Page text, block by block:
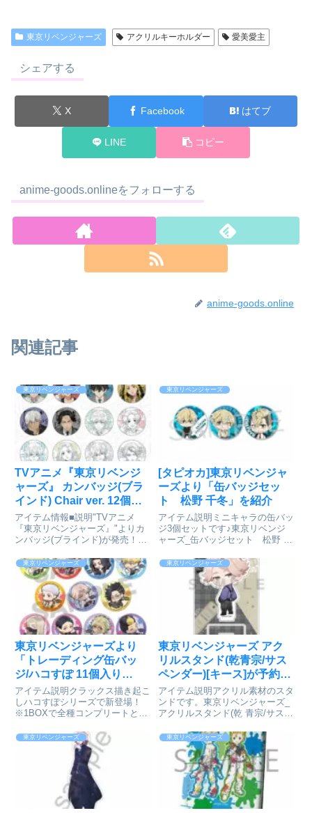
東京リベンジャーズ アクリルキーホルダー 愛美愛主
シェアする
X Facebook はてブ
LINE コピー
anime-goods.onlineをフォローする
anime-goods.online
関連記事
東京リベンジャーズ
TVアニメ『東京リベンジ
ャーズ』 カンバッジ(ブラ
インド) Chair ver. 12個入
りセット[コンテンツシー
ド]が予約受付開始
アイテム情報■説明"TVアニメ
『東京リベンジャーズ』"よりカ
ンバッジ(ブラインド)が発売！
す。OPP/12個入りピン付き■サ
イズ直径約56mm東京リベンジャ
ーズ_カンバッジ(ブラインド)
Chair ver. コ...
東京リベンジャーズ
[タピオカ]東京リベンジャ
ーズより「缶バッジセッ
ト 松野 千冬」を紹介
アイテム説明ミニキャラの缶バッ
ジ3個セットです♪東京リベンジ
ャーズ_缶バッジセット 松野 千
「東京リベンジャーズ」製作委員
会colleizeで探す
東京リベンジャーズ
東京リベンジャーズより
「トレーディング缶バッ
ジ/ハコすぽ 11個入り
BOX」が予約受付開始
アイテム説明クラックス描き起こ
しハコすぽシリーズで新登場！
※1BOXで全種コンプリートとな
レーディング缶バッジ/ハコす
ぽ 1BOXⒸ和久井健・講談社／
アニメ「東京リベンジャーズ」製
作委員会colleizeで探す
東京リベンジャーズ
東京リベンジャーズ アク
リルスタンド(乾青宗/サス
ペンダー)[キース]が予約受
付開始
アイテム説明アクリル素材のスタ
ンドです。東京リベンジャーズ_
アクリルスタンド(乾 青宗/サスペ
ニメ「東京リベンジャーズ」製作
委員会colleizeで探す
東京リベンジャーズ 東京リベンジャーズ